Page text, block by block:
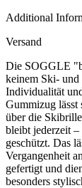
Additional
Versand
Die SOGGLE
keinem Ski-
Individualität
Gummizug lässt
über die
bleibt jederzeit
geschützt. Das
Vergangenheit
gefertigt und
besonders